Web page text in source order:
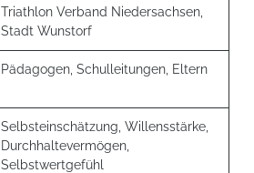
Triathlon Verband Niedersachsen,
Stadt Wunstorf
Pädagogen, Schulleitungen, Eltern
Selbsteinschätzung, Willensstärke,
Durchhaltevermögen,
Selbstwertgefühl